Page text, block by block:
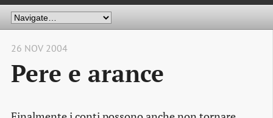
26 NOV 2004
Pere e arance